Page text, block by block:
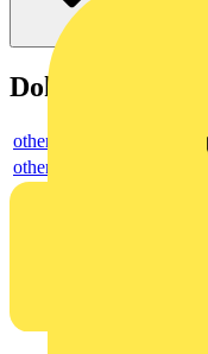
Dokumente
others
others